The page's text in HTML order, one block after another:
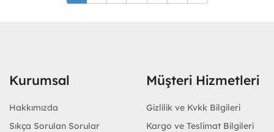
Kurumsal
Hakkımızda
Sıkça Sorulan Sorular
Müşteri Hizmetleri
Gizlilik ve Kvkk Bilgileri
Kargo ve Teslimat Bilgileri